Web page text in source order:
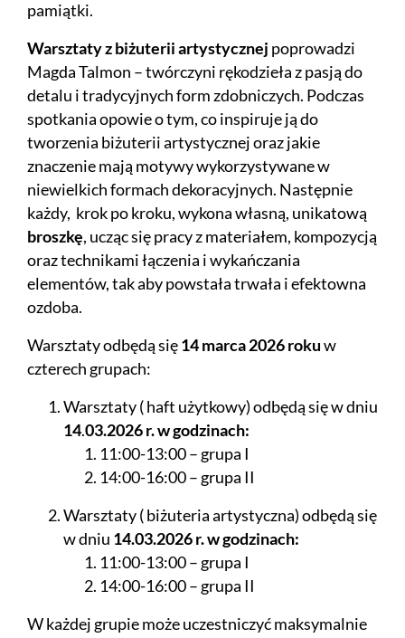
pamiątki.
Warsztaty z biżuterii artystycznej poprowadzi
Magda Talmon – twórczyni rękodzieła z pasją do
detalu i tradycyjnych form zdobniczych. Podczas
spotkania opowie o tym, co inspiruje ją do
tworzenia biżuterii artystycznej oraz jakie
znaczenie mają motywy wykorzystywane w
niewielkich formach dekoracyjnych. Następnie
każdy, krok po kroku, wykona własną, unikatową
broszkę, ucząc się pracy z materiałem, kompozycją
oraz technikami łączenia i wykańczania
elementów, tak aby powstała trwała i efektowna
ozdoba.
Warsztaty odbędą się14 marca 2026 rokuw
czterech grupach:
Warsztaty ( haft użytkowy) odbędą się w dniu
14.03.2026 r. w godzinach:
11:00-13:00 – grupa I
14:00-16:00 – grupa II
Warsztaty ( biżuteria artystyczna) odbędą się
w dniu 14.03.2026 r. w godzinach:
11:00-13:00 – grupa I
14:00-16:00 – grupa II
W każdej grupie może uczestniczyć maksymalnie